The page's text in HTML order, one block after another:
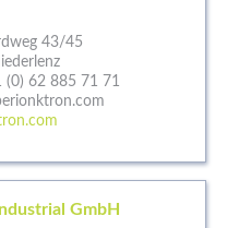
43/45
(0) 62 885 71 71
GmbH